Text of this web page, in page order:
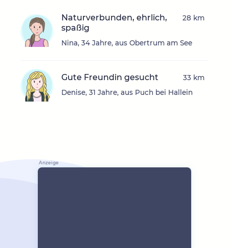
Naturverbunden, ehrlich,
spaßig
Nina, 34 Jahre, aus Obertrum am See
28 km
Gute Freundin gesucht
Denise, 31 Jahre, aus Puch bei Hallein
33 km